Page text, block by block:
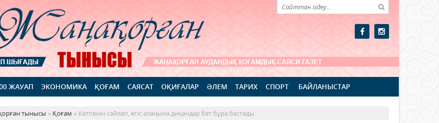
ЖАУАП ЭКОНОМИКА ҚОҒАМ САЯСАТ ОҚИҒАЛАР ӘЛЕМ ТАРИХ СПОРТ БАЙЛАНЫСТАР
тынысы » Қоғам » Кетпенін сайлап, егіс алаңына диқандар бет бұра бастады